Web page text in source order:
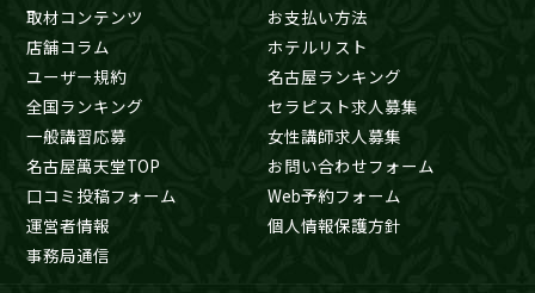
取材コンテンツ
お支払い方法
店舗コラム
ホテルリスト
ユーザー規約
名古屋ランキング
全国ランキング
セラピスト求人募集
一般講習応募
女性講師求人募集
名古屋萬天堂TOP
お問い合わせフォーム
口コミ投稿フォーム
Web予約フォーム
運営者情報
個人情報保護方針
事務局通信